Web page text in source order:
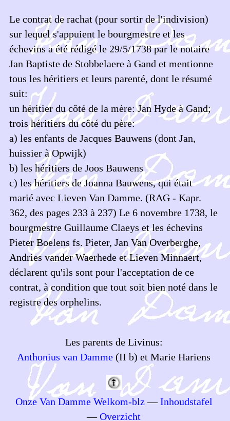
Le contrat de rachat (pour sortir de l'indivision)
sur lequel s'appuient le bourgmestre et les
échevins a été rédigé le 29/5/1738 par le notaire
Jan Baptiste de Stobbelaere à Gand et mentionne
tous les héritiers et leurs parenté, dont le résumé
suit:
un héritier du côté de la mère: Jan Hyde à Gand;
trois héritiers du côté du père:
a) les enfants de Jacques Bauwens (dont Jan,
huissier à Opwijk)
b) les héritiers de Joos Bauwens
c) les héritiers de Joanna Bauwens, qui était
marié avec Lieven Van Damme. (RAG - Kapr.
362, des pages 233 à 237) Le 6 novembre 1738, le
bourgmestre Guillaume Claeys et les échevins
Pieter Boelens fs. Pieter, Jan Van Overberghe,
Andries vander Waerhede et Lieven Minnaert,
déclarent qu'ils sont pour l'acceptation de ce
contrat, à condition que tout soit bien noté dans le
registre des orphelins.
Les parents de Livinus:
Anthonius van Damme (II b) et Marie Hariens
Onze Van Damme Welkom-blz—Inhoudstafel
—Overzicht